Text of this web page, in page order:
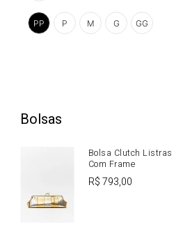
G GG
M
P
PP
Bolsas
Bolsa Clutch Listras
Com Frame
R$793,00